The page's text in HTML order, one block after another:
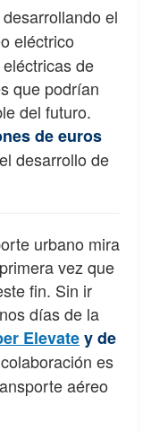
el
eléctrico
de
que podrían
del futuro.
de euros
desarrollo de
urbano mira
vez que
fin. Sin ir
días de la
Elevatey de
es
aéreo